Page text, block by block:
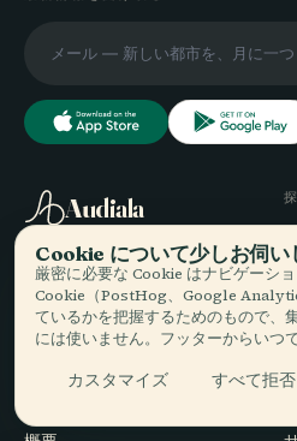
Audiala
あなたの本当の歩き方に寄り
添う音声ガイド — 誠実に集
め、街のために語り、一度だ
けダウンロード。
Cookie について少しお伺い
厳密に必要な Cookie はナビゲーシ
Cookie（PostHog、Google
ているかを把握するためのもので、
には使いません。フッターからいつ
カスタマイズ すべて拒否